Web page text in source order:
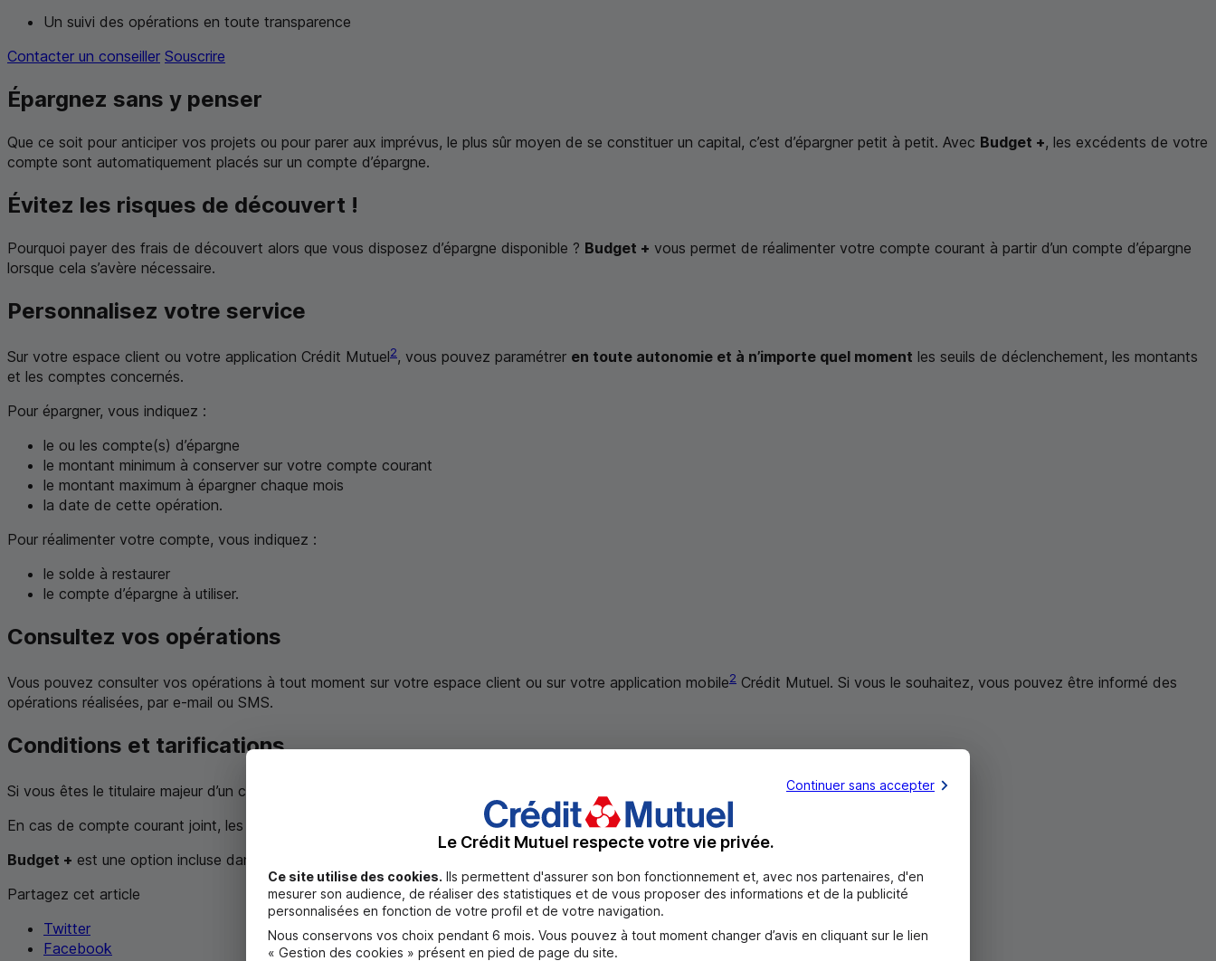
Un suivi des opérations en toute transparence
Contacter un conseiller Souscrire
Épargnez sans y penser
Que ce soit pour anticiper vos projets ou pour parer aux imprévus, le plus sûr moyen de se constituer un capital, c’est d’épargner petit à petit. Avec Budget +, les excédents de votre
compte sont automatiquement placés sur un compte d’épargne.
Évitez les risques de découvert !
Pourquoi payer des frais de découvert alors que vous disposez d’épargne disponible ? Budget + vous permet de réalimenter votre compte courant à partir d’un compte d’épargne
lorsque cela s’avère nécessaire.
Personnalisez votre service
Sur votre espace client ou votre application Crédit Mutuel2, vous pouvez paramétrer en toute autonomie et à n’importe quel moment les seuils de déclenchement, les montants
et les comptes concernés.
Pour épargner, vous indiquez :
le ou les compte(s) d’épargne
le montant minimum à conserver sur votre compte courant
le montant maximum à épargner chaque mois
la date de cette opération.
Pour réalimenter votre compte, vous indiquez :
le solde à restaurer
le compte d’épargne à utiliser.
Consultez vos opérations
Vous pouvez consulter vos opérations à tout moment sur votre espace client ou sur votre application mobile2 Crédit Mutuel. Si vous le souhaitez, vous pouvez être informé des
opérations réalisées, par e-mail ou SMS.
Conditions et tarifications
Si vous êtes le titulaire majeur d’un compte courant et titulaire d’au moins un produit d’épargne , vous pouvez souscrire àBudget +.
En cas de compte courant joint, les produits d’épargne peuvent être au nom de l’un ou de l’autre des titulaires.
Budget + est une option incluse dans la formule Eurocompte (voir conditions tarifaires). Souscrit hors Eurocompte, il coûte
Partagez cet article
Twitter
Facebook
Continuer sans accepter
Le Crédit Mutuel respecte votre vie privée.
Ce site utilise des cookies. Ils permettent d'assurer son bon fonctionnement et, avec nos partenaires, d'en
mesurer son audience, de réaliser des statistiques et de vous proposer des informations et de la publicité
personnalisées en fonction de votre profil et de votre navigation.
Nous conservons vos choix pendant 6 mois. Vous pouvez à tout moment changer d’avis en cliquant sur le lien
« Gestion des cookies » présent en pied de page du site.